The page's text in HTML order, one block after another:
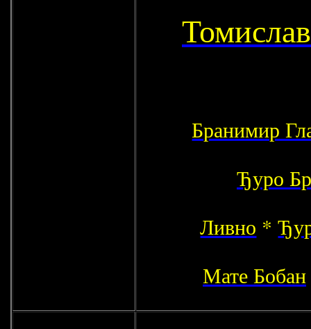
Бранимир
Ђуро
Ливно *
Мате Бобан